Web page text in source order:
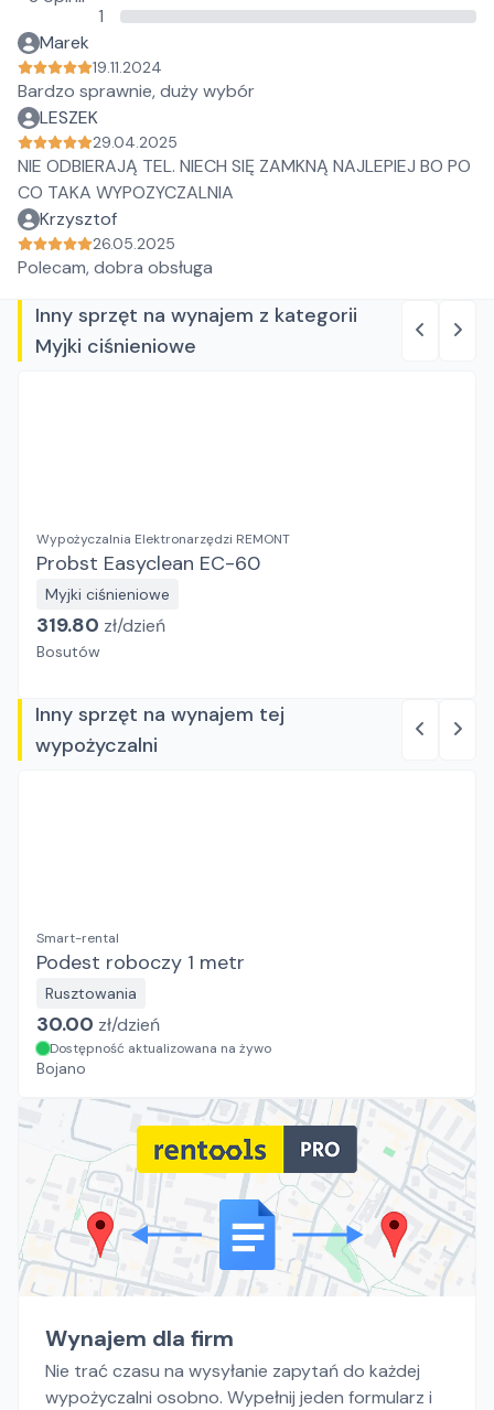
1
Marek
19.11.2024
Bardzo sprawnie, duży wybór
LESZEK
29.04.2025
NIE ODBIERAJĄ TEL. NIECH SIĘ ZAMKNĄ NAJLEPIEJ BO PO
CO TAKA WYPOZYCZALNIA
Krzysztof
26.05.2025
Polecam, dobra obsługa
Inny sprzęt na wynajem z kategorii
Myjki ciśnieniowe
Wypożyczalnia Elektronarzędzi REMONT
Probst Easyclean EC-60
Myjki ciśnieniowe
319.80 zł/dzień
Bosutów
Inny sprzęt na wynajem tej
wypożyczalni
Smart-rental
Podest roboczy 1 metr
Rusztowania
30.00 zł/dzień
Dostępność aktualizowana na żywo
Bojano
Wynajem dla firm
Nie trać czasu na wysyłanie zapytań do każdej
wypożyczalni osobno. Wypełnij jeden formularz i